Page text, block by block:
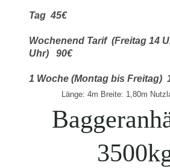
Tag 45€
Wochenend Tarif (Freitag 14
Uhr) 90€
1 Woche (Montag bis Freitag)
Länge: 4m Breite: 1,80m